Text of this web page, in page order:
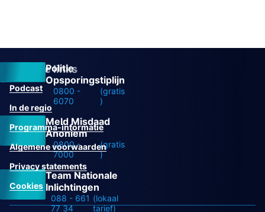
Politie
Opsporingstiplijn
0800 -
6070
(gratis
)
Meld Misdaad
Anoniem
0800 -
7000
(gratis
)
Team Nationale
Inlichtingen
088 - 661
77 34
(lokaal
tarief)
Overige links
Podcast
In de regio
Programma-informatie
Algemene voorwaarden
Privacy statements
Cookies